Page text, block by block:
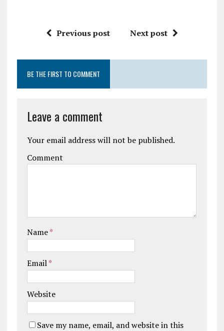
Previous post Next post
BE THE FIRST TO COMMENT
Leave a comment
Your email address will not be published.
Comment
Name*
Email*
Website
Save my name, email, and website in this